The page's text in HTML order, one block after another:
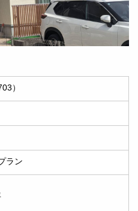
）
ラン